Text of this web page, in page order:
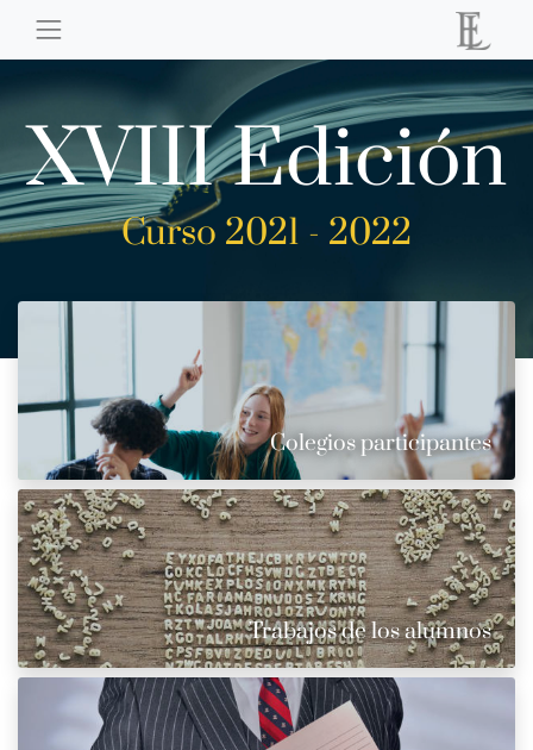
XVIII Edición
Curso 2021 - 2022
Colegios participantes
Trabajos de los alumnos